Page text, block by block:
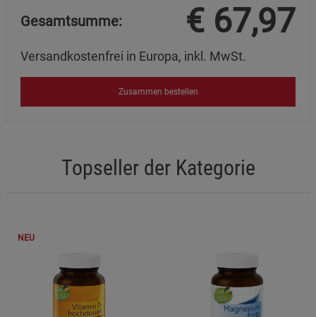
Gesamtsumme: € 67,97
Versandkostenfrei in Europa, inkl. MwSt.
Zusammen bestellen
Topseller der Kategorie
NEU